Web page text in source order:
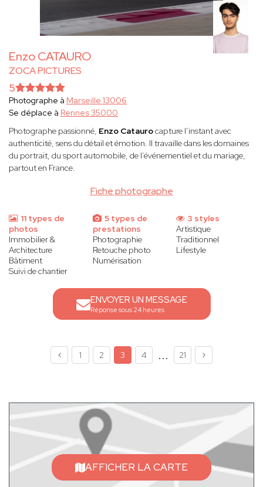
Enzo CATAURO
ZOCA PICTURES
Fiche photographe
5
Photographe à Marseille 13006
Se déplace à Rennes 35000
Photographe passionné, Enzo Cataurocapture l’instant avec
authenticité, sens du détail et émotion. Il travaille dans les domaines
du portrait, du sport automobile, de l’événementiel et du mariage,
partout en France.
11 types de
photos
Immobilier &
Architecture
Bâtiment
Suivi de chantier
5 types de
prestations
Photographie
Retouche photo
Numérisation
3 styles
Artistique
Traditionnel
Lifestyle
ENVOYER UN MESSAGE
Réponse sous 24 heures
1 2 3 4 ... 21
AFFICHER LA CARTE